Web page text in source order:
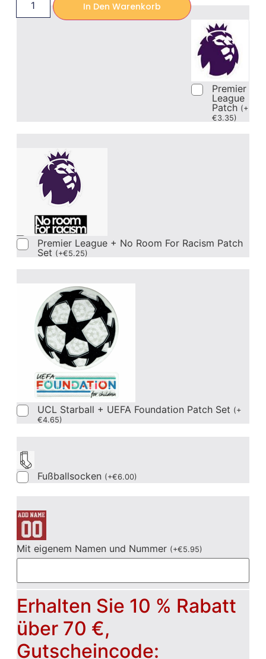
In Den Warenkorb
Premier
League
Patch (+
€3.35)
Premier League + No Room For Racism Patch
Set (+€5.25)
UCL Starball + UEFA Foundation Patch Set (+
€4.65)
Fußballsocken (+€6.00)
Mit eigenem Namen und Nummer (+€5.95)
Erhalten Sie 10 % Rabatt
über 70 €,
Gutscheincode: